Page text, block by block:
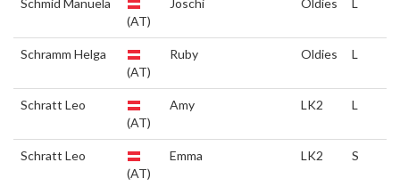
Schmid Manuela
(AT)
Joschi Oldies L
Schramm Helga
(AT)
Ruby Oldies L
Schratt Leo
(AT)
Amy LK2 L
Schratt Leo
(AT)
Emma LK2 S